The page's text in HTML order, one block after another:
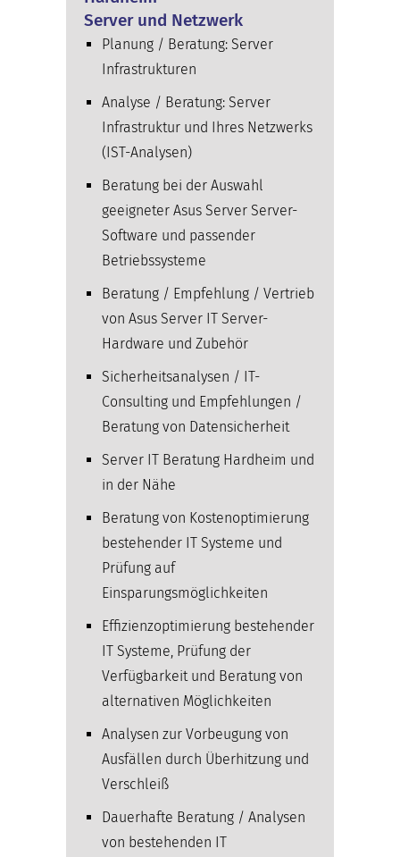
Server und Netzwerk
Planung / Beratung: Server
Infrastrukturen
Analyse / Beratung: Server
Infrastruktur und Ihres Netzwerks
(IST-Analysen)
Beratung bei der Auswahl
geeigneter Asus Server Server-
Software und passender
Betriebssysteme
Beratung / Empfehlung / Vertrieb
von Asus Server IT Server-
Hardware und Zubehör
Sicherheitsanalysen / IT-
Consulting und Empfehlungen /
Beratung von Datensicherheit
Server IT Beratung Hardheim und
in der Nähe
Beratung von Kostenoptimierung
bestehender IT Systeme und
Prüfung auf
Einsparungsmöglichkeiten
Effizienzoptimierung bestehender
IT Systeme, Prüfung der
Verfügbarkeit und Beratung von
alternativen Möglichkeiten
Analysen zur Vorbeugung von
Ausfällen durch Überhitzung und
Verschleiß
Dauerhafte Beratung / Analysen
von bestehenden IT